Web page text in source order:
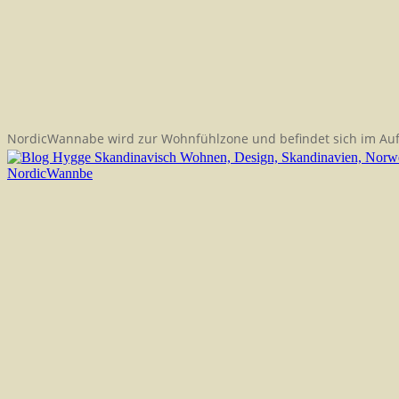
NordicWannabe wird zur Wohnfühlzone und befindet sich im